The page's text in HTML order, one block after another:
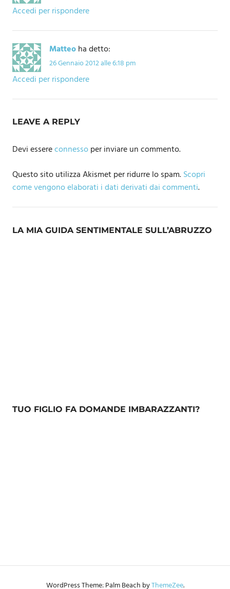
Accedi per rispondere
Matteoha detto:
26 Gennaio 2012 alle 6:18 pm
Accedi per rispondere
LEAVE A REPLY
Devi essereconnessoper inviare un commento.
Questo sito utilizza Akismet per ridurre lo spam.Scopri
come vengono elaborati i dati derivati dai commenti.
LA MIA GUIDA SENTIMENTALE SULL’ABRUZZO
TUO FIGLIO FA DOMANDE IMBARAZZANTI?
WordPress Theme: Palm Beach byThemeZee.